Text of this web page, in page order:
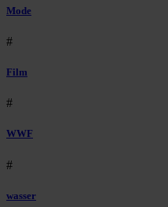
Mode
#
Film
#
WWF
#
wasser